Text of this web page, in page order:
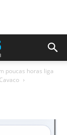
poucas horas liga